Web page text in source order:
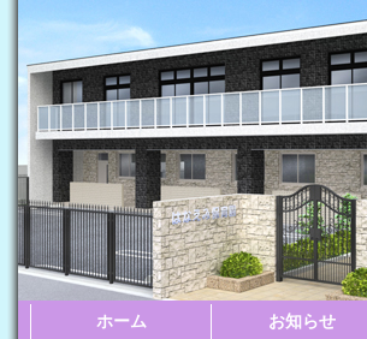
ホーム お知らせ